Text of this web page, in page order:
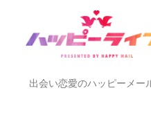
出会い恋愛のハッピーメー